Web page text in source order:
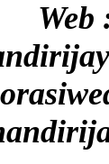
Web